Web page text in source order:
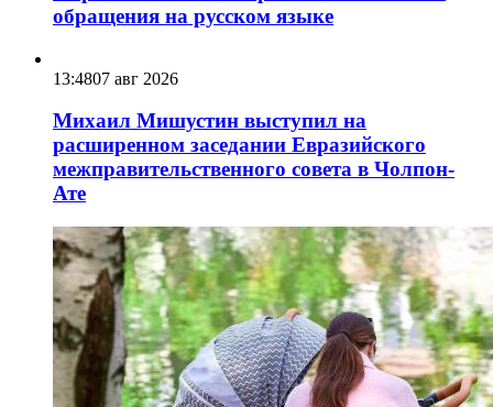
обращения на русском языке
13:4807 авг 2026
Михаил Мишустин выступил на
расширенном заседании Евразийского
межправительственного совета в Чолпон-
Ате